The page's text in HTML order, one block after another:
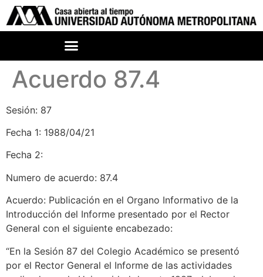
Acuerdo 87.4
Sesión: 87
Fecha 1: 1988/04/21
Fecha 2:
Numero de acuerdo: 87.4
Acuerdo: Publicación en el Organo Informativo de la
Introducción del Informe presentado por el Rector
General con el siguiente encabezado:
“En la Sesión 87 del Colegio Académico se presentó
por el Rector General el Informe de las actividades